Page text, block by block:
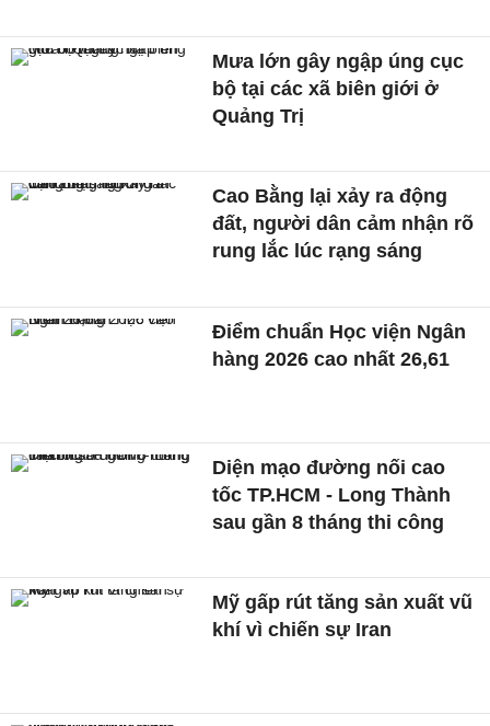
Mưa lớn gây ngập úng cục
bộ tại các xã biên giới ở
Quảng Trị
Cao Bằng lại xảy ra động
đất, người dân cảm nhận rõ
rung lắc lúc rạng sáng
Điểm chuẩn Học viện Ngân
hàng 2026 cao nhất 26,61
Diện mạo đường nối cao
tốc TP.HCM - Long Thành
sau gần 8 tháng thi công
Mỹ gấp rút tăng sản xuất vũ
khí vì chiến sự Iran